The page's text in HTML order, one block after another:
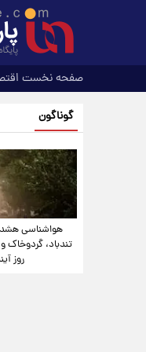
صفحه نخست
گوناگون
هواشناسی
روز